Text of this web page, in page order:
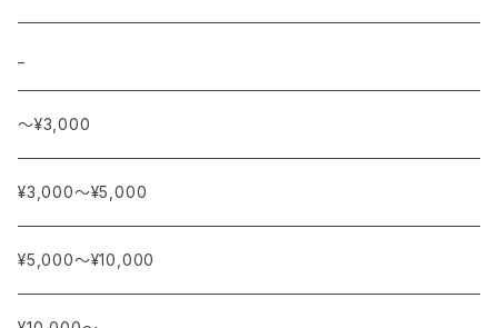
〜¥3,000
¥3,000〜¥5,000
¥5,000〜¥10,000